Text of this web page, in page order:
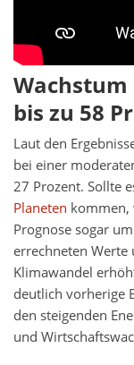
Wachstum
bis zu 58
Laut den
bei einer
27 Prozent. Sollte
Planeten kommen,
Prognose sogar
errechneten
Klimawandel
deutlich vorherige
den steigenden
und